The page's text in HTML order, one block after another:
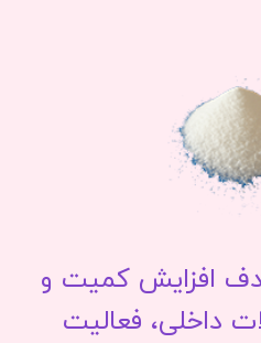
افزایش کمیت و
داخلی، فعالیت